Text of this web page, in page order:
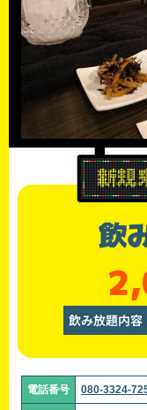
飲
飲み放題内容
電話番号 080-3324-